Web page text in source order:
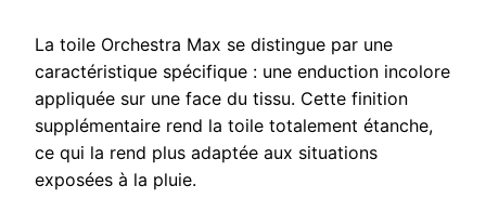
La toile Orchestra Max se distingue par une
caractéristique spécifique : une enduction incolore
appliquée sur une face du tissu. Cette finition
supplémentaire rend la toile totalement étanche,
ce qui la rend plus adaptée aux situations
exposées à la pluie.